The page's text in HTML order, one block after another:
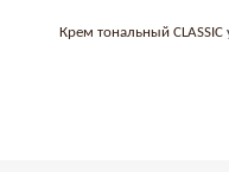
Крем тональный